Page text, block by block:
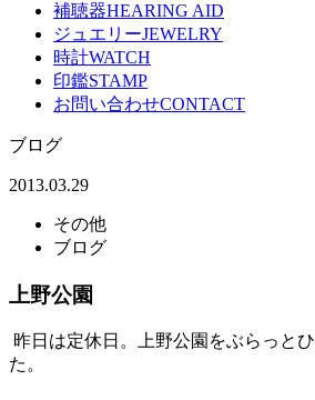
補聴器HEARING AID
ジュエリーJEWELRY
時計WATCH
印鑑STAMP
お問い合わせCONTACT
ブログ
2013.03.29
その他
ブログ
上野公園
昨日は定休日。上野公園をぶらっと
た。